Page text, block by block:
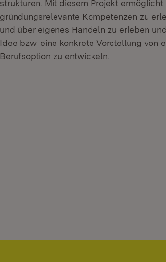
strukturen. Mit diesem Projekt
gründungsrelevante Kompetenzen zu
und über eigenes Handeln zu erleben
Idee bzw. eine konkrete Vorstellung von
Berufsoption zu entwickeln.